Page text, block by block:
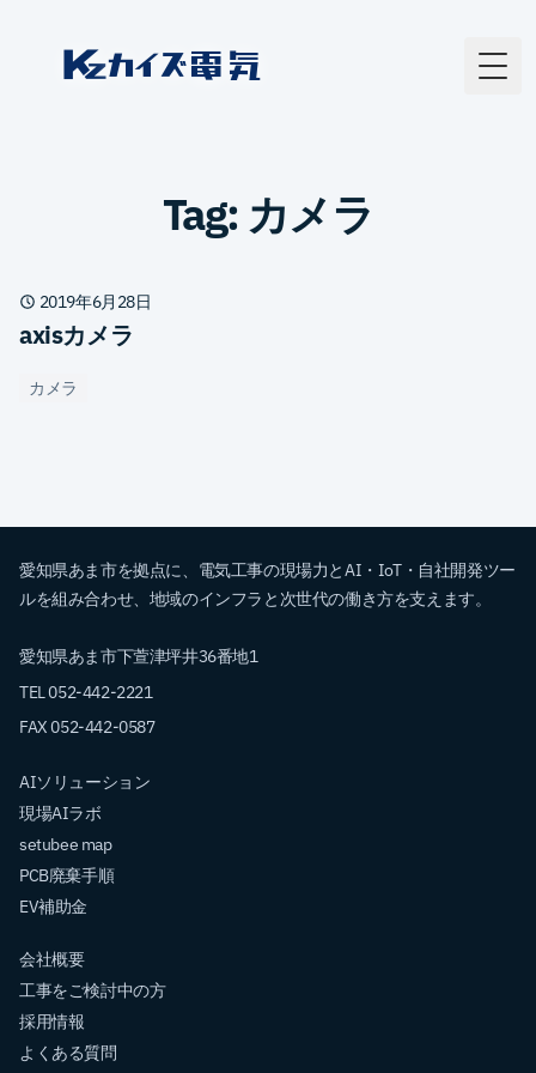
カイズ電気
Tag: カメラ
2019年6月28日
axisカメラ
カメラ
愛知県あま市を拠点に、電気工事の現場力とAI・IoT・自社開発ツー
ルを組み合わせ、地域のインフラと次世代の働き方を支えます。
愛知県あま市下萱津坪井36番地1
TEL 052-442-2221
FAX 052-442-0587
AIソリューション
現場AIラボ
setubee map
PCB廃棄手順
EV補助金
会社概要
工事をご検討中の方
採用情報
よくある質問